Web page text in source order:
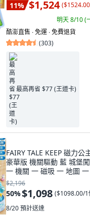
11% $1,524 (
明天 8/10 (
酷澎直售 ∙ 免運 ∙ 免費退貨
(303)
最高再省 $77 (王道卡)
FAIRY TALE KEEP 磁力
豪華版 機關驅動 藍 城堡
一 機關 一 磁吸 一 地圖
$2,196
50%$1,098 ($1098.00/1
8/20預計送達